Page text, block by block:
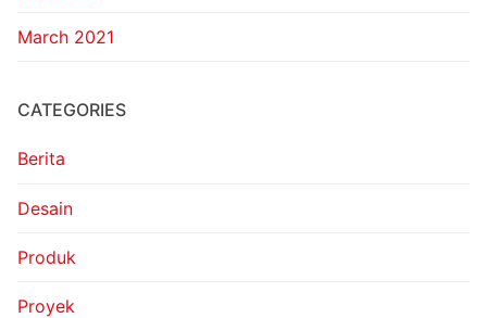
March 2021
CATEGORIES
Berita
Desain
Produk
Proyek